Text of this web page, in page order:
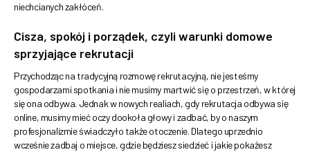
niechcianych zakłóceń.
Cisza, spokój i porządek, czyli warunki domowe
sprzyjające rekrutacji
Przychodząc na tradycyjną rozmowę rekrutacyjną, nie jesteśmy
gospodarzami spotkania i nie musimy martwić się o przestrzeń, w której
się ona odbywa. Jednak w nowych realiach, gdy rekrutacja odbywa się
online, musimy mieć oczy dookoła głowy i zadbać, by o naszym
profesjonalizmie świadczyło także otoczenie. Dlatego uprzednio
wcześnie zadbaj o miejsce, gdzie będziesz siedzieć i jakie pokażesz